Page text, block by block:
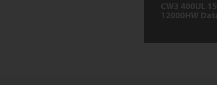
CW3 400UL
12000HW